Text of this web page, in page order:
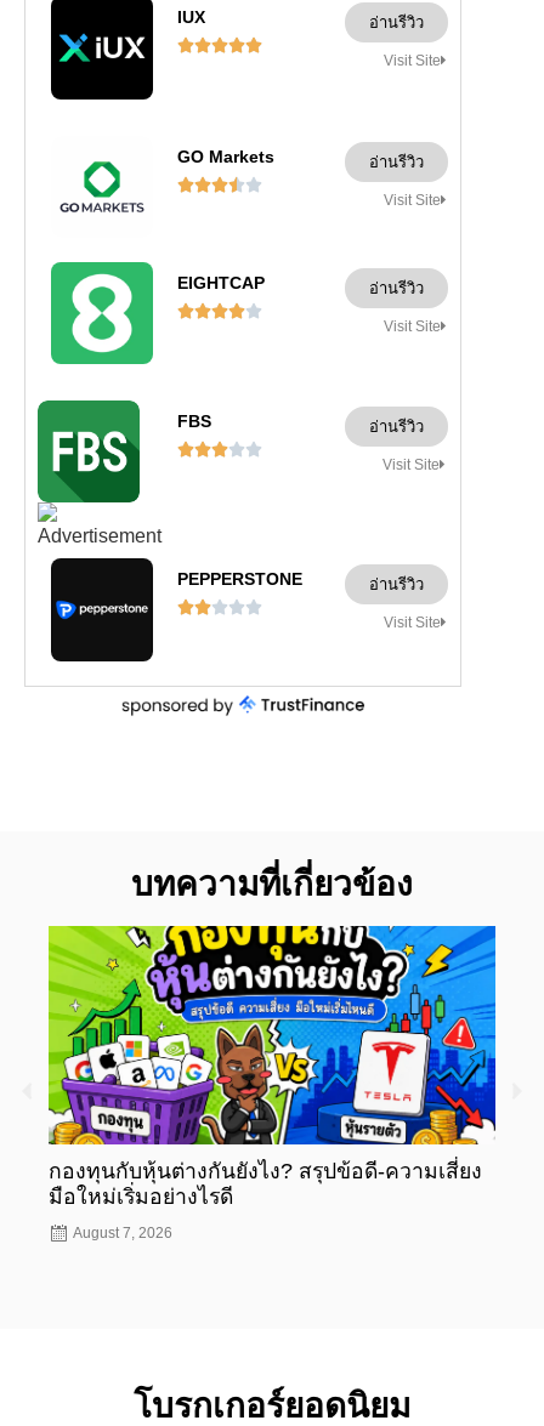
IUX

อ่านรีวิว
Visit Site
GO Markets

อ่านรีวิว
Visit Site
EIGHTCAP

อ่านรีวิว
Visit Site
FBS

อ่านรีวิว
Visit Site
PEPPERSTONE

อ่านรีวิว
Visit Site
บทความที่เกี่ยวข้อง
กองทุนกับหุ้นต่างกันยังไง? สรุปข้อดี-ความเสี่ยง
มือใหม่เริ่มอย่างไรดี
August 7, 2026
โบรกเกอร์ยอดนิยม